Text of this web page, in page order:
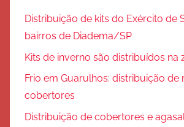
Distribuição de kits do Exército de
bairros de Diadema/SP
Kits de inverno são distribuídos na
Frio em Guarulhos: distribuição de
cobertores
Distribuição de cobertores e